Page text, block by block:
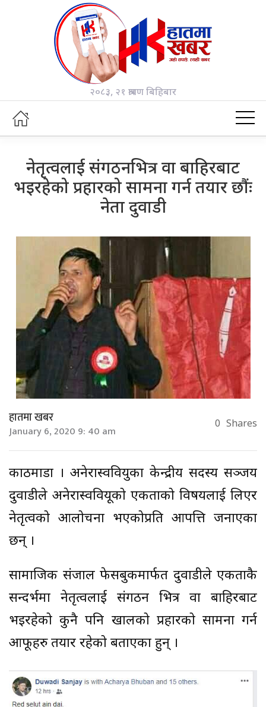
२०८३, २१ श्रावण बिहिबार
नेतृत्वलाई संगठनभित्र वा बाहिरबाट
भइरहेको प्रहारको सामना गर्न तयार छौंः
नेता दुवाडी
हातमा खबर
January 6, 2020 9: 40 am 0 Shares
काठमाडौं । अनेरास्ववियुका केन्द्रीय सदस्य सञ्जय
दुवाडीले अनेरास्ववियूको एकताको विषयलाई लिएर
नेतृत्वको आलोचना भएकोप्रति आपत्ति जनाएका
छन् ।
सामाजिक संजाल फेसबुकमार्फत दुवाडीले एकताकै
सन्दर्भमा नेतृत्वलाई संगठन भित्र वा बाहिरबाट
भइरहेको कुनै पनि खालको प्रहारको सामना गर्न
आफूहरु तयार रहेको बताएका हुन् ।